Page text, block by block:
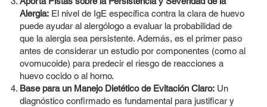
Alergia:El nivel de IgE específica contra la clara de huevo
puede ayudar al alergólogo a evaluar la probabilidad de
que la alergia sea persistente. Además, es el primer paso
antes de considerar un estudio por componentes (como al
ovomucoide) para predecir el riesgo de reacciones a
huevo cocido o al horno.
Base para un Manejo Dietético de Evitación Claro:Un
diagnóstico confirmado es fundamental para justificar y